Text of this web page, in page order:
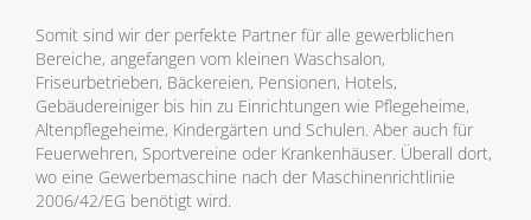
Somit sind wir der perfekte Partner für alle gewerblichen
Bereiche, angefangen vom kleinen Waschsalon,
Friseurbetrieben, Bäckereien, Pensionen, Hotels,
Gebäudereiniger bis hin zu Einrichtungen wie Pflegeheime,
Altenpflegeheime, Kindergärten und Schulen. Aber auch für
Feuerwehren, Sportvereine oder Krankenhäuser. Überall dort,
wo eine Gewerbemaschine nach der Maschinenrichtlinie
2006/42/EG benötigt wird.